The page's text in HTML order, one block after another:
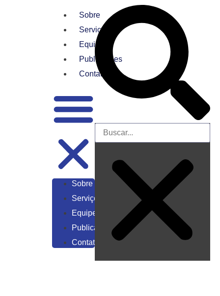
Sobre
Serviços
Equipe
Publicações
Contato
Sobre
Serviços
Equipe
Publicações
Contato